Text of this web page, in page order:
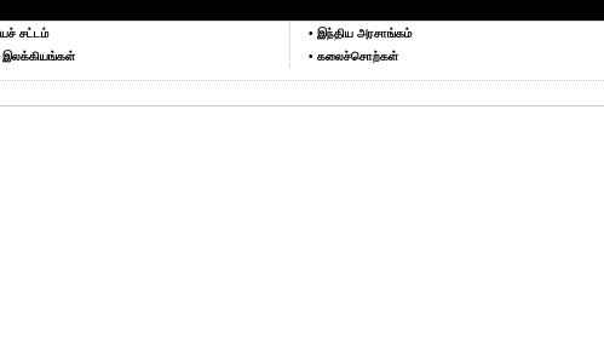
சட்டம்
இலக்கியங்கள்
• இந்திய அரசாங்கம்
• கலைச்சொற்கள்